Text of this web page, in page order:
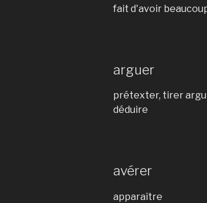
fait d'avoir
arguer
prétexter, tirer
déduire
avérer
apparaître